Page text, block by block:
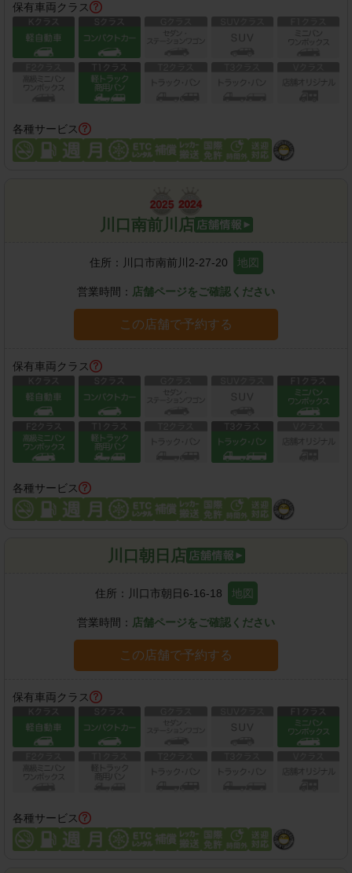
保有車両クラス
各種サービス
川口南前川店
住所： 川口市南前川2-27-20 地図
営業時間： 店舗ページをご確認ください
この店舗で予約する
保有車両クラス
各種サービス
川口朝日店
住所： 川口市朝日6-16-18 地図
営業時間： 店舗ページをご確認ください
この店舗で予約する
保有車両クラス
各種サービス